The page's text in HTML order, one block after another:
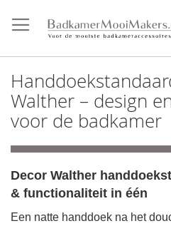
direct
door
inhoud
Walther – design
voor de badkamer
Decor Walther
& functionaliteit in één
Een natte handdoek na het